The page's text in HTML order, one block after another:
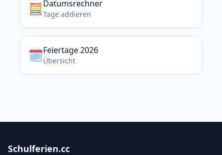
🧮Datumsrechner
Tage addieren
🗓️Feiertage 2026
Übersicht
Schulferien.cc